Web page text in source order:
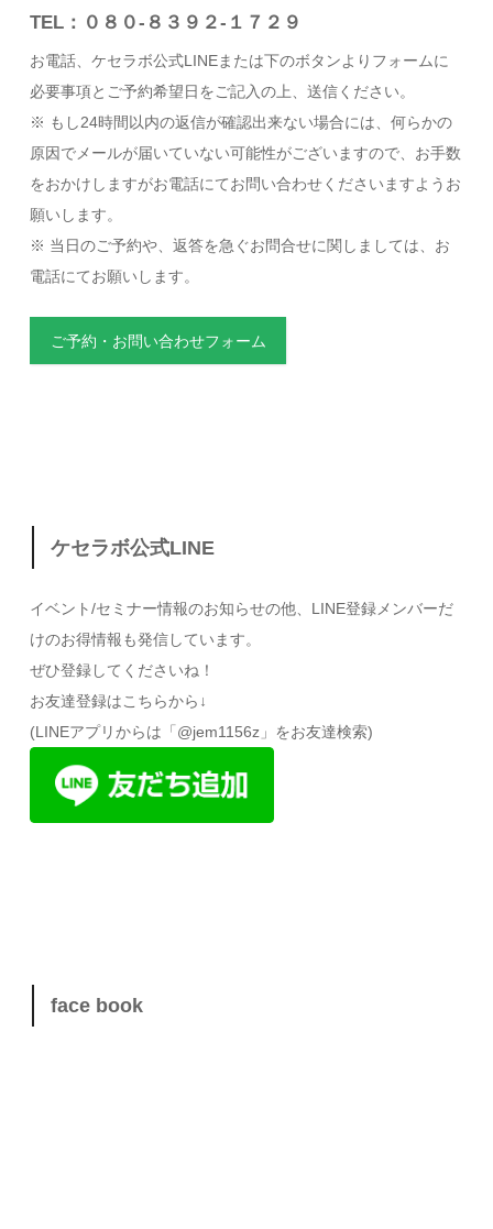
TEL：０８０-８３９２-１７２９
お電話、ケセラボ公式LINEまたは下のボタンよりフォームに
必要事項とご予約希望日をご記入の上、送信ください。
※ もし24時間以内の返信が確認出来ない場合には、何らかの
原因でメールが届いていない可能性がございますので、お手数
をおかけしますがお電話にてお問い合わせくださいますようお
願いします。
※ 当日のご予約や、返答を急ぐお問合せに関しましては、お
電話にてお願いします。
ご予約・お問い合わせフォーム
ケセラボ公式LINE
イベント/セミナー情報のお知らせの他、LINE登録メンバーだ
けのお得情報も発信しています。
ぜひ登録してくださいね！
お友達登録はこちらから↓
(LINEアプリからは「@jem1156z」をお友達検索)
face book